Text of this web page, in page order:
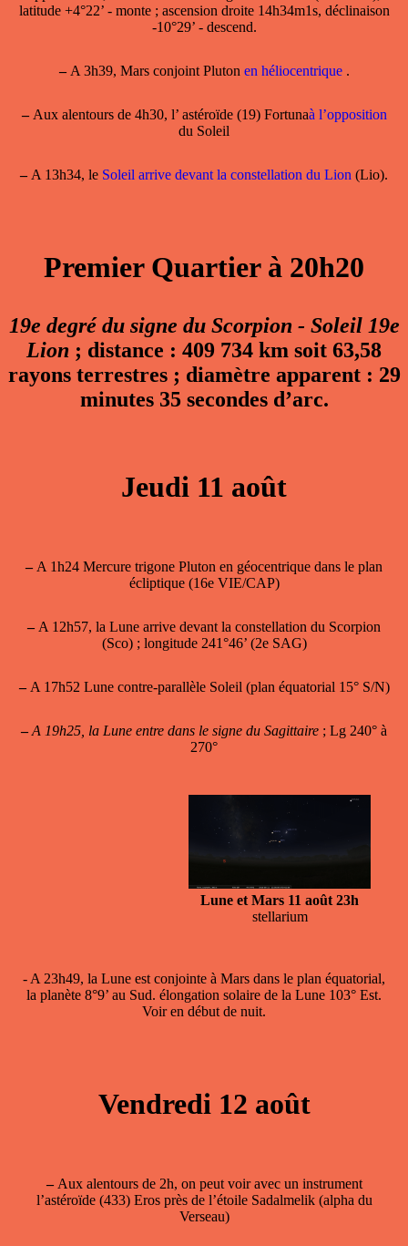
latitude +4°22’ - monte ; ascension droite 14h34m1s, déclinaison
-10°29’ - descend.
–A 3h39, Mars conjoint Pluton en héliocentrique .
–Aux alentours de 4h30, l’ astéroïde (19) Fortunaà l’opposition
du Soleil
–A 13h34, le Soleil arrive devant la constellation du Lion (Lio).
Premier Quartier à 20h20
19e degré du signe du Scorpion - Soleil 19e
Lion ; distance : 409 734 km soit 63,58
rayons terrestres ; diamètre apparent : 29
minutes 35 secondes d’arc.
Jeudi 11 août
–A 1h24 Mercure trigone Pluton en géocentrique dans le plan
écliptique (16e VIE/CAP)
–A 12h57, la Lune arrive devant la constellation du Scorpion
(Sco) ; longitude 241°46’ (2e SAG)
–A 17h52 Lune contre-parallèle Soleil (plan équatorial 15° S/N)
– A 19h25, la Lune entre dans le signe du Sagittaire ; Lg 240° à
270°
Lune et Mars 11 août 23h
stellarium
- A 23h49, la Lune est conjointe à Mars dans le plan équatorial,
la planète 8°9’ au Sud. élongation solaire de la Lune 103° Est.
Voir en début de nuit.
Vendredi 12 août
–Aux alentours de 2h, on peut voir avec un instrument
l’astéroïde (433) Eros près de l’étoile Sadalmelik (alpha du
Verseau)